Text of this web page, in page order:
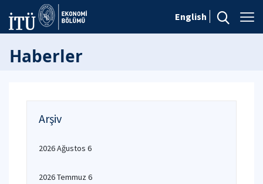
English
Haberler
Arşiv
2026 Ağustos 6
2026 Temmuz 6